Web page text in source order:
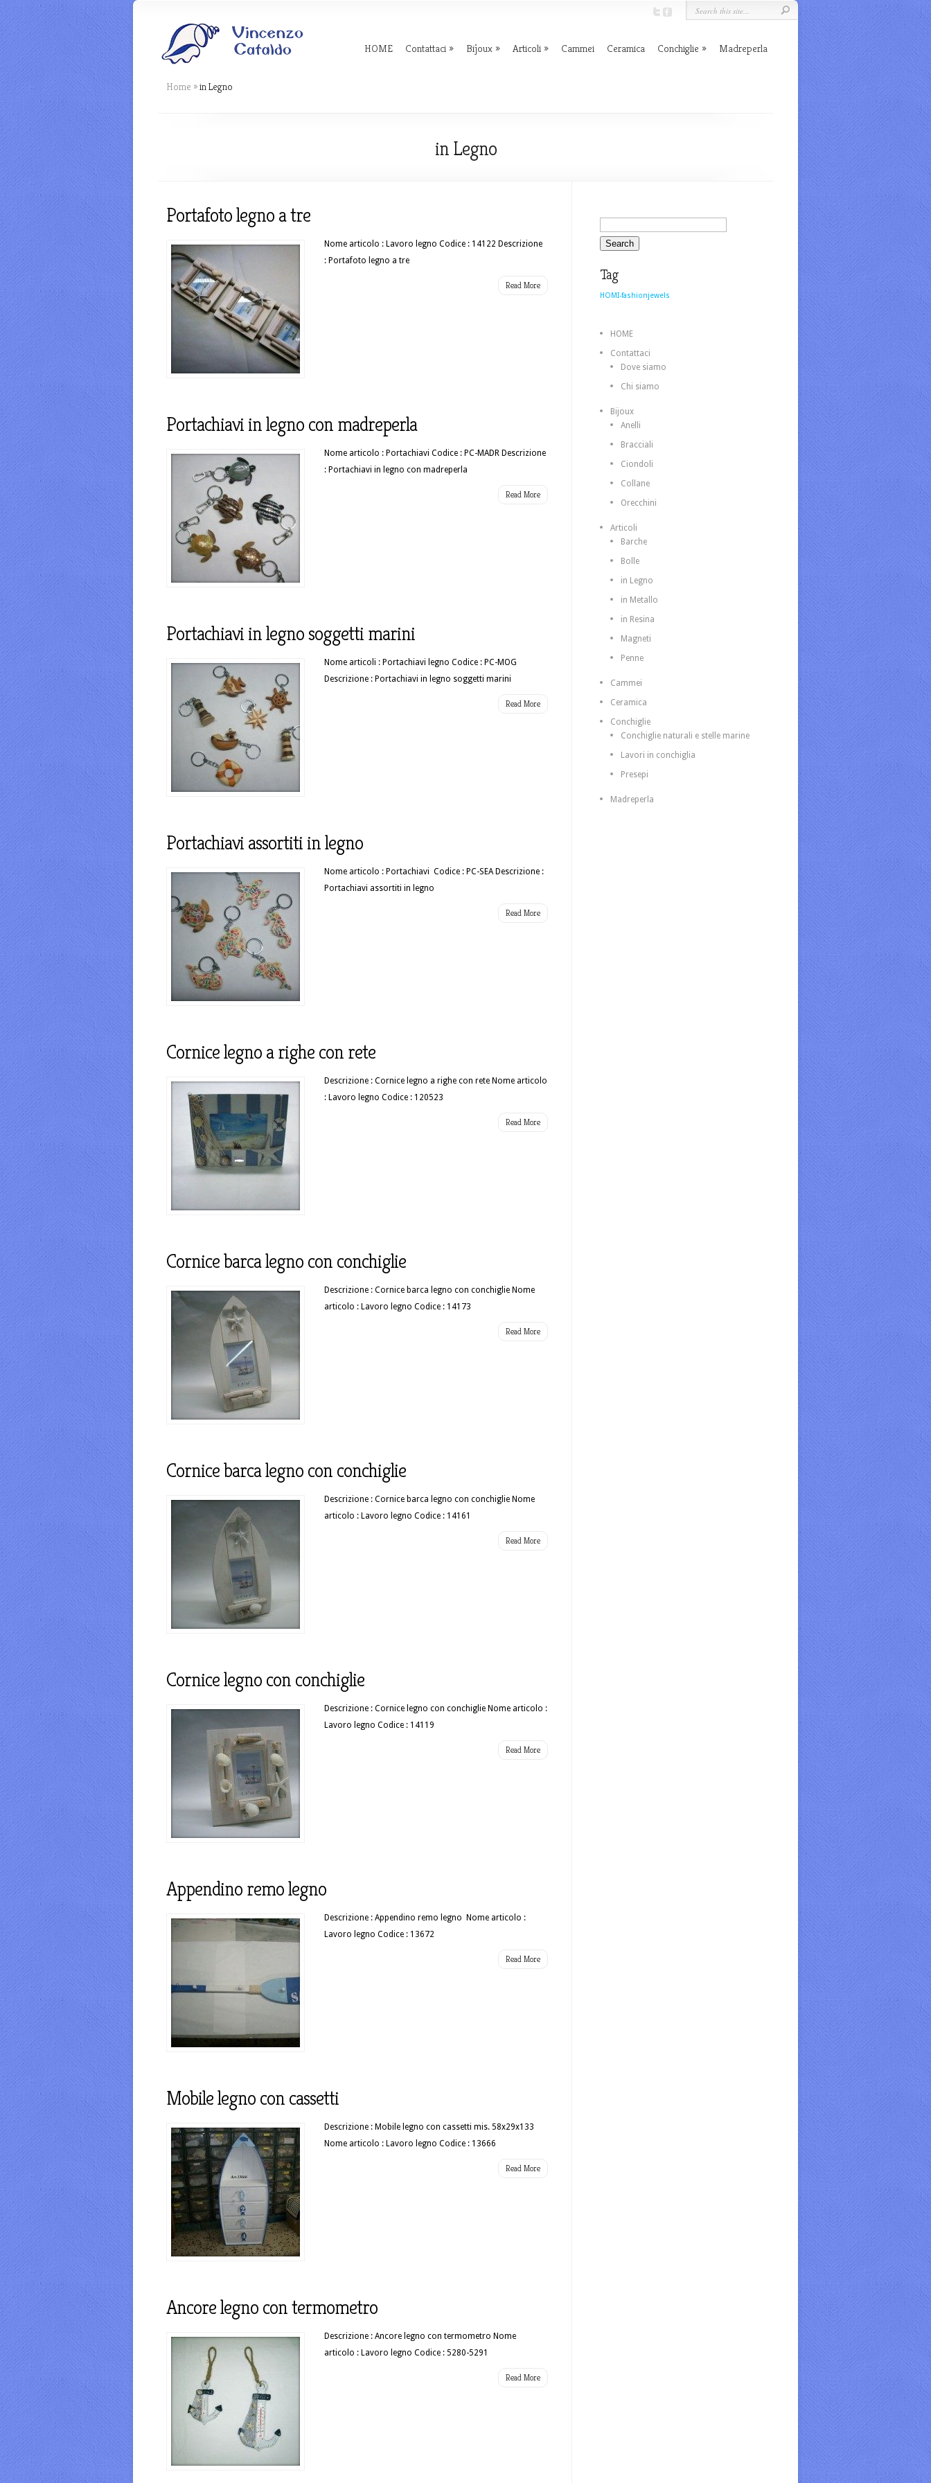
HOME Contattaci Bijoux Articoli Cammei Ceramica Conchiglie Madreperla
Home »in Legno
in Legno
Portafoto legno a tre
Nome articolo : Lavoro legno Codice : 14122 Descrizione
: Portafoto legno a tre
Read More
Portachiavi in legno con madreperla
Nome articolo : Portachiavi Codice : PC-MADR Descrizione
: Portachiavi in legno con madreperla
Read More
Portachiavi in legno soggetti marini
Nome articoli : Portachiavi legno Codice : PC-MOG
Descrizione : Portachiavi in legno soggetti marini
Read More
Portachiavi assortiti in legno
Nome articolo : Portachiavi Codice : PC-SEA Descrizione :
Portachiavi assortiti in legno
Read More
Cornice legno a righe con rete
Descrizione : Cornice legno a righe con rete Nome articolo
: Lavoro legno Codice : 120523
Read More
Cornice barca legno con conchiglie
Descrizione : Cornice barca legno con conchiglie Nome
articolo : Lavoro legno Codice : 14173
Read More
Cornice barca legno con conchiglie
Descrizione : Cornice barca legno con conchiglie Nome
articolo : Lavoro legno Codice : 14161
Read More
Cornice legno con conchiglie
Descrizione : Cornice legno con conchiglie Nome articolo :
Lavoro legno Codice : 14119
Read More
Appendino remo legno
Descrizione : Appendino remo legno Nome articolo :
Lavoro legno Codice : 13672
Read More
Mobile legno con cassetti
Descrizione : Mobile legno con cassetti mis. 58x29x133
Nome articolo : Lavoro legno Codice : 13666
Read More
Ancore legno con termometro
Descrizione : Ancore legno con termometro Nome
articolo : Lavoro legno Codice : 5280-5291
Read More
Tag
HOMI-fashionjewels
HOME
Contattaci
Dove siamo
Chi siamo
Bijoux
Anelli
Bracciali
Ciondoli
Collane
Orecchini
Articoli
Barche
Bolle
in Legno
in Metallo
in Resina
Magneti
Penne
Cammei
Ceramica
Conchiglie
Conchiglie naturali e stelle marine
Lavori in conchiglia
Presepi
Madreperla